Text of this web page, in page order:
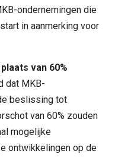
ondernemingen die
in aanmerking voor
van 60%
dat MKB-
beslissing tot
van 60% zouden
mogelijke
ontwikkelingen op de